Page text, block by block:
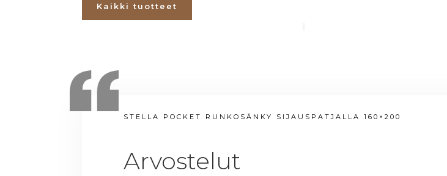
Kaikki tuotteet
STELLA POCKET RUNKOSÄNKY SIJAUSPATJALLA 160×200
Arvostelut